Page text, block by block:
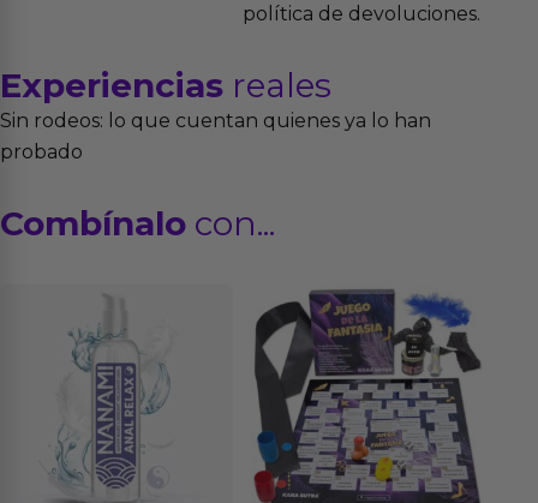
política de devoluciones.
Experiencias reales
Sin rodeos: lo que cuentan quienes ya lo han
probado
Combínalo con...